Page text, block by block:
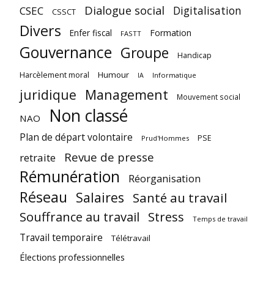
CSEC CSSCT Dialogue social Digitalisation
Divers Enfer fiscal FASTT Formation
Gouvernance Groupe Handicap
Harcèlement moral Humour IA Informatique
juridique Management Mouvement social
NAO Non classé
Plan de départ volontaire Prud'Hommes PSE
retraite Revue de presse
Rémunération Réorganisation
Réseau Salaires Santé au travail
Souffrance au travail Stress Temps de travail
Travail temporaire Télétravail
Élections professionnelles